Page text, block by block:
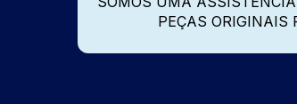
PEÇAS ORIGINAIS